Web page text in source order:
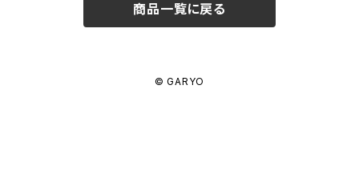
商品一覧に戻る
© GARYO